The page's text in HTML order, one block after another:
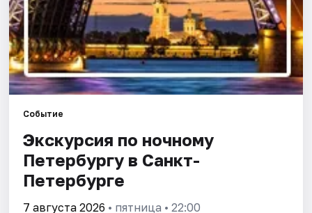
Событие
Экскурсия по ночному
Петербургу в Санкт-
Петербурге
7 августа 2026 • пятница • 22:00